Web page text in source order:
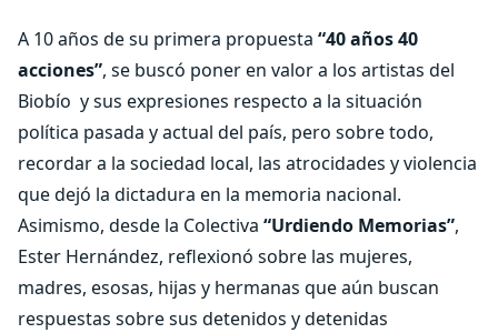
A 10 años de su primera propuesta “40 años 40
acciones”, se buscó poner en valor a los artistas del
Biobío y sus expresiones respecto a la situación
política pasada y actual del país, pero sobre todo,
recordar a la sociedad local, las atrocidades y violencia
que dejó la dictadura en la memoria nacional.
Asimismo, desde la Colectiva “Urdiendo Memorias”,
Ester Hernández, reflexionó sobre las mujeres,
madres, esosas, hijas y hermanas que aún buscan
respuestas sobre sus detenidos y detenidas